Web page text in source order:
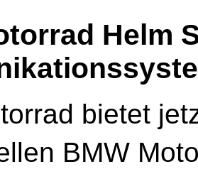
Helm
bietet
BMW